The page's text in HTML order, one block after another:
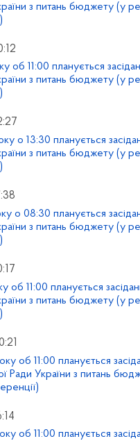
з питань бюджету (у
об 11:00 планується
з питань бюджету (у
о 13:30 планується
з питань бюджету (у
о 08:30 планується
з питань бюджету (у
об 11:00 планується
з питань бюджету (у
об 11:00 планується
Ради України з питань
об 11:00 планується